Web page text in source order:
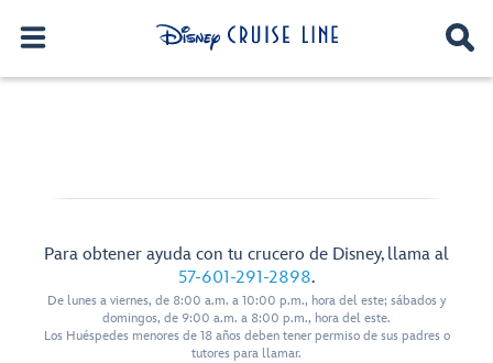
Para obtener ayuda con tu crucero de Disney, llama al
57-601-291-2898.
De lunes a viernes, de 8:00 a.m. a 10:00 p.m., hora del este; sábados y
domingos, de 9:00 a.m. a 8:00 p.m., hora del este.
Los Huéspedes menores de 18 años deben tener permiso de sus padres o
tutores para llamar.